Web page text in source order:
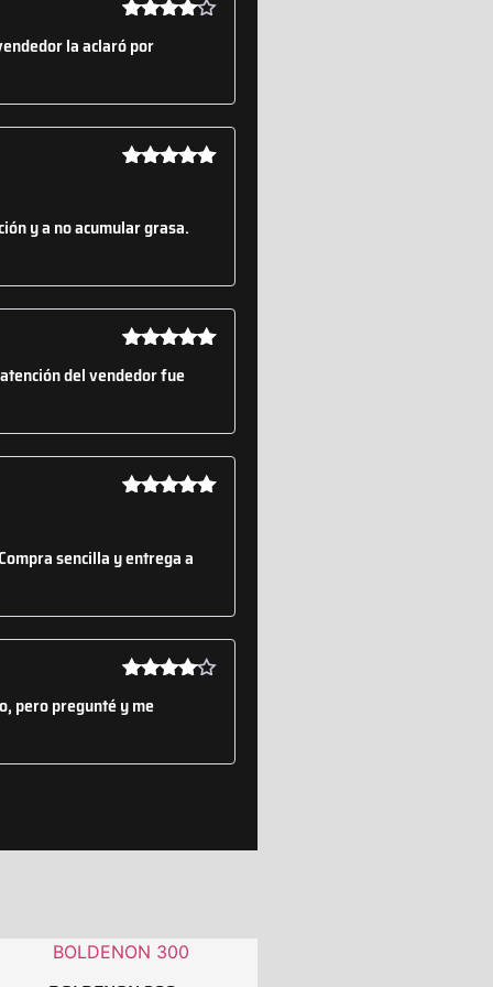
con
la aclaró por
y a no acumular grasa.
con5de 5
del vendedor fue
sencilla y entrega a
con
pero pregunté y me